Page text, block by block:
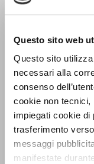
Questo sito web
Questo sito
necessari alla
consenso
cookie non tecnici,
impiegati cookie di
trasferimento
messaggi
manifestate